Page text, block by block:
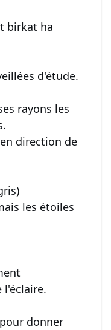
birkat ha
d'étude.
rayons les
direction de
les étoiles
donner